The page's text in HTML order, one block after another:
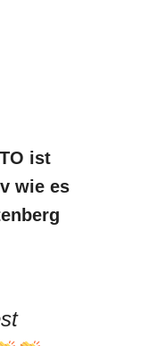
ist
wie es